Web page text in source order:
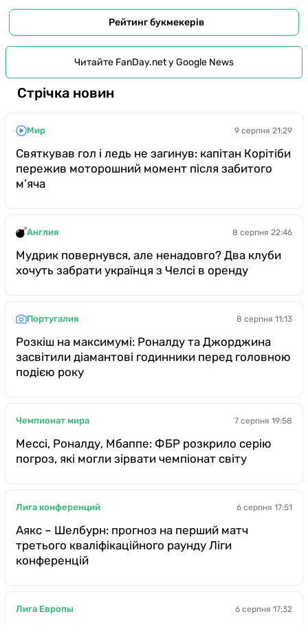
Рейтинг букмекерів
Читайте FanDay.net у Google News
Стрічка новин
Мир 9 серпня 21:29
Святкував гол і ледь не загинув: капітан Корітіби
пережив моторошний момент після забитого
м’яча
Англия 8 серпня 22:46
Мудрик повернувся, але ненадовго? Два клуби
хочуть забрати українця з Челсі в оренду
Португалия 8 серпня 11:13
Розкіш на максимумі: Роналду та Джорджина
засвітили діамантові годинники перед головною
подією року
Чемпионат мира 7 серпня 19:58
Мессі, Роналду, Мбаппе: ФБР розкрило серію
погроз, які могли зірвати чемпіонат світу
Лига конференций 6 серпня 17:51
Аякс – Шелбурн: прогноз на перший матч
третього кваліфікаційного раунду Ліги
конференцій
Лига Европы 6 серпня 17:32